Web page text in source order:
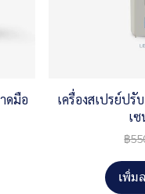
ดมือ
เครื่องสเปรย์ปรั
เ
฿
เพิ่ม